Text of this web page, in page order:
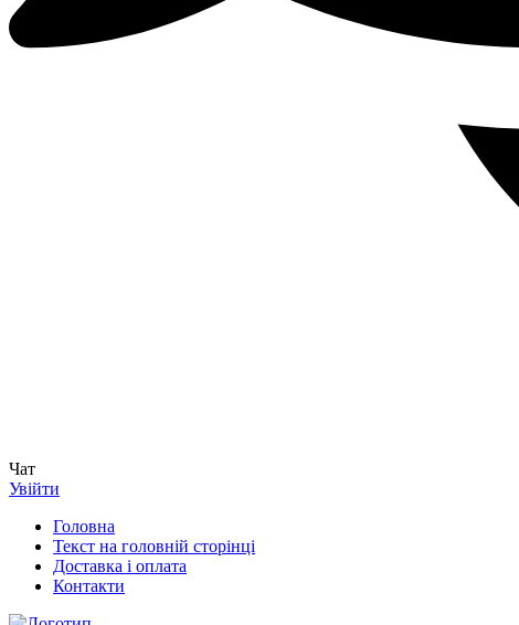
Чат
Увійти
Головна
Текст на головній сторінці
Доставка і оплата
Контакти